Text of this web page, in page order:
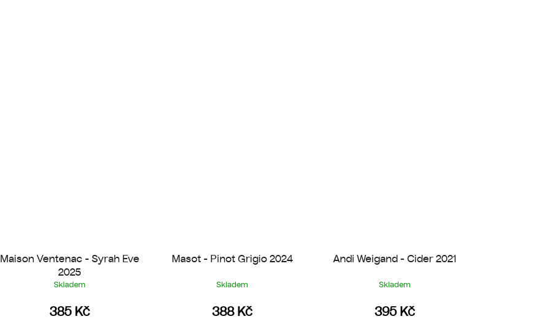
Maison Ventenac - Syrah Eve
2025
Skladem
385 Kč
Masot - Pinot Grigio 2024
Skladem
388 Kč
Andi Weigand - Cider 2021
Skladem
395 Kč